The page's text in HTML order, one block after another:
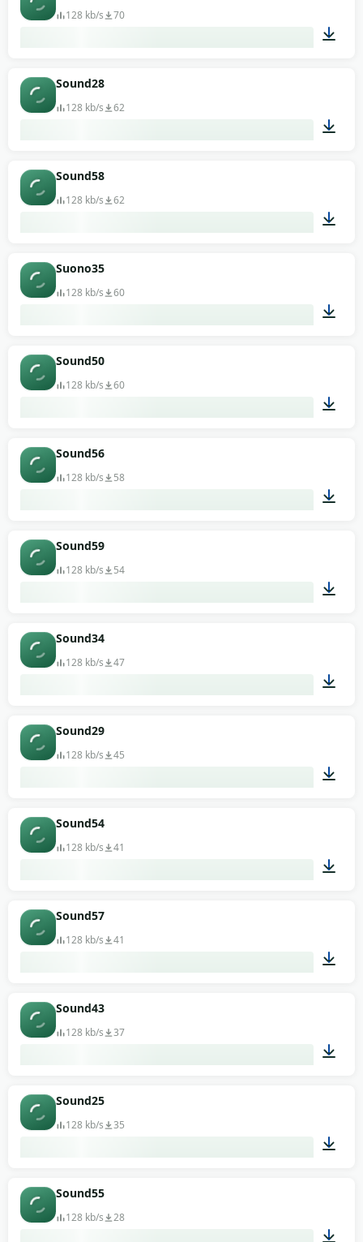
128 kb/s 70
Sound28
128 kb/s 62
Sound58
128 kb/s 62
Suono35
128 kb/s 60
Sound50
128 kb/s 60
Sound56
128 kb/s 58
Sound59
128 kb/s 54
Sound34
128 kb/s 47
Sound29
128 kb/s 45
Sound54
128 kb/s 41
Sound57
128 kb/s 41
Sound43
128 kb/s 37
Sound25
128 kb/s 35
Sound55
128 kb/s 28